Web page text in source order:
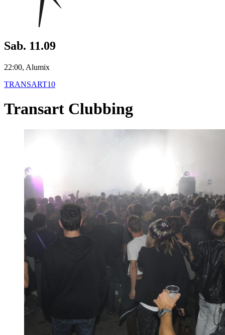
Sab. 11.09
22:00, Alumix
TRANSART10
Transart Clubbing